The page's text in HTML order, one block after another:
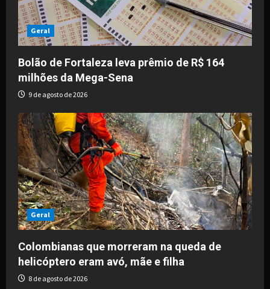
t
i
o
n
Geral
Bolão de Fortaleza leva prêmio de R$ 164
milhões da Mega-Sena
9 de agosto de 2026
Geral
Colombianas que morreram na queda de
helicóptero eram avó, mãe e filha
8 de agosto de 2026